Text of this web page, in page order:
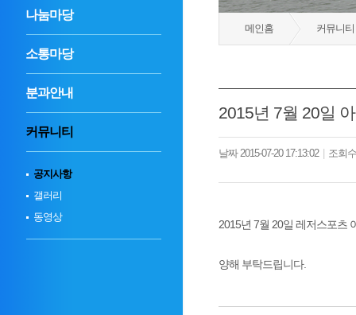
나눔마당
소통마당
분과안내
커뮤니티
공지사항
갤러리
동영상
메인홈 커뮤니티
2015년 7월 20일
날짜 2015-07-20 17:13:02 조회
2015년 7월 20일 레저스포츠
양해 부탁드립니다.